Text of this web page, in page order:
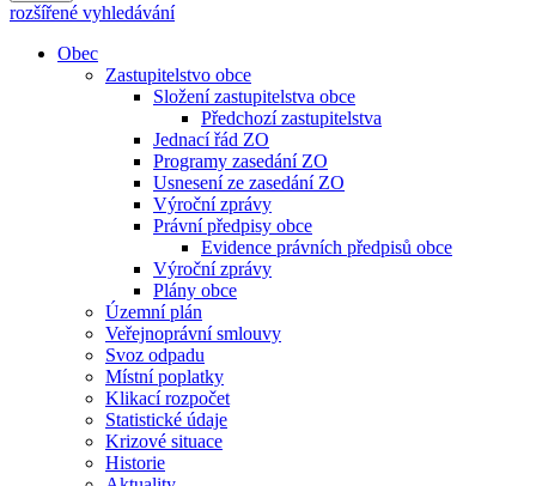
rozšířené vyhledávání
Obec
Zastupitelstvo obce
Složení zastupitelstva obce
Předchozí zastupitelstva
Jednací řád ZO
Programy zasedání ZO
Usnesení ze zasedání ZO
Výroční zprávy
Právní předpisy obce
Evidence právních předpisů obce
Výroční zprávy
Plány obce
Územní plán
Veřejnoprávní smlouvy
Svoz odpadu
Místní poplatky
Klikací rozpočet
Statistické údaje
Krizové situace
Historie